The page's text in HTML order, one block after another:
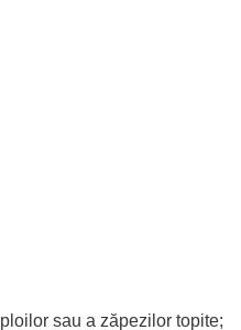
ploilorsau a zăpezilor topite;